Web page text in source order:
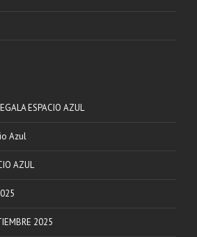
ESPACIO AZUL
Azul
AZUL
2025